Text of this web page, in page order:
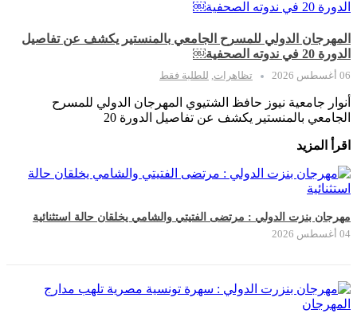
المهرجان الدولي للمسرح الجامعي بالمنستير يكشف عن تفاصيل
الدورة 20 في ندوته الصحفية￼
06 أغسطس 2026 تظاهرات للطلبة فقط
أنوار جامعية نيوز حافظ الشتيوي المهرجان الدولي للمسرح
الجامعي بالمنستير يكشف عن تفاصيل الدورة 20
اقرأ المزيد
مهرجان بنزت الدولي : مرتضى الفتيتي والشامي يخلقان حالة استثنائية
04 أغسطس 2026